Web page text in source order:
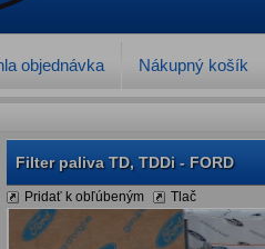
objednávka Nákupný košík
Filter paliva TD, TDDi - FORD
Pridať k obľúbeným Tlač